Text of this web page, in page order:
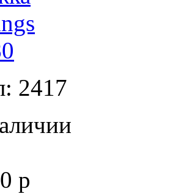
2417
р